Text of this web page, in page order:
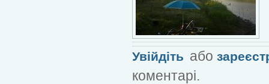
Увійдіть або
коментарі.